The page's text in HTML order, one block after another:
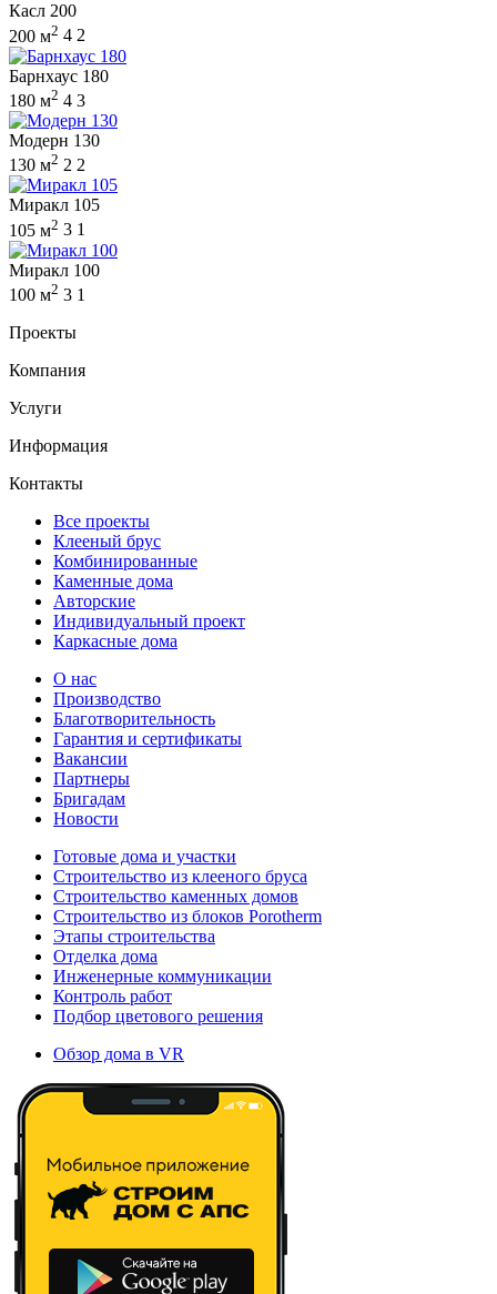
Касл 200
200 м2 4 2
Барнхаус 180
180 м2 4 3
Модерн 130
130 м2 2 2
Миракл 105
105 м2 3 1
Миракл 100
100 м2 3 1
Проекты
Компания
Услуги
Информация
Контакты
Все проекты
Клееный брус
Комбинированные
Каменные дома
Авторские
Индивидуальный проект
Каркасные дома
О нас
Производство
Благотворительность
Гарантия и сертификаты
Вакансии
Партнеры
Бригадам
Новости
Готовые дома и участки
Строительство из клееного бруса
Строительство каменных домов
Строительство из блоков Porotherm
Этапы строительства
Отделка дома
Инженерные коммуникации
Контроль работ
Подбор цветового решения
Обзор дома в VR